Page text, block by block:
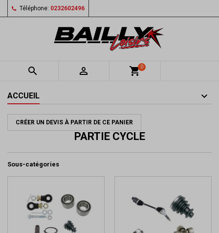
Téléphone: 0232602496
  shopping_cart0
ACCUEIL
CRÉER UN DEVIS À PARTIR DE CE PANIER
PARTIE CYCLE
Sous-catégories